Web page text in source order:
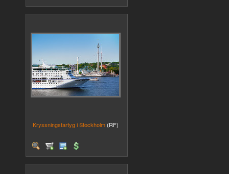
Kryssningsfartyg i Stockholm (RF)